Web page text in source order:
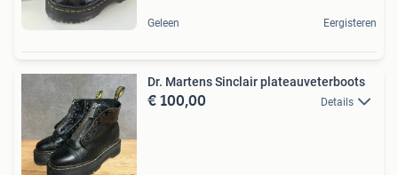
Geleen Eergisteren
Dr. Martens Sinclair plateauveterboots
€ 100,00 Details